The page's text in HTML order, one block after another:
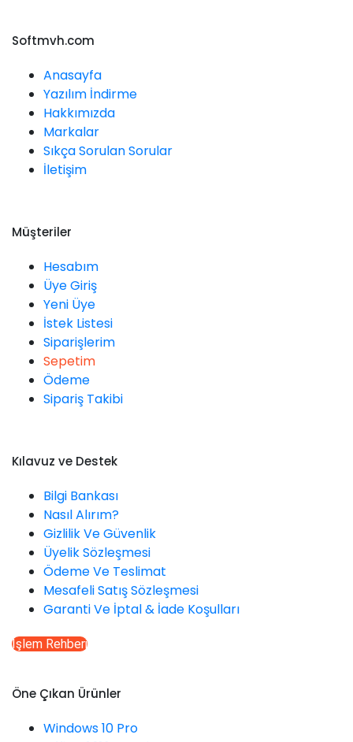
Softmvh.com
Anasayfa
Yazılım İndirme
Hakkımızda
Markalar
Sıkça Sorulan Sorular
İletişim
Müşteriler
Hesabım
Üye Giriş
Yeni Üye
İstek Listesi
Siparişlerim
Sepetim
Ödeme
Sipariş Takibi
Kılavuz ve Destek
Bilgi Bankası
Nasıl Alırım?
Gizlilik Ve Güvenlik
Üyelik Sözleşmesi
Ödeme Ve Teslimat
Mesafeli Satış Sözleşmesi
Garanti Ve İptal & İade Koşulları
İşlem Rehberi
Öne Çıkan Ürünler
Windows 10 Pro